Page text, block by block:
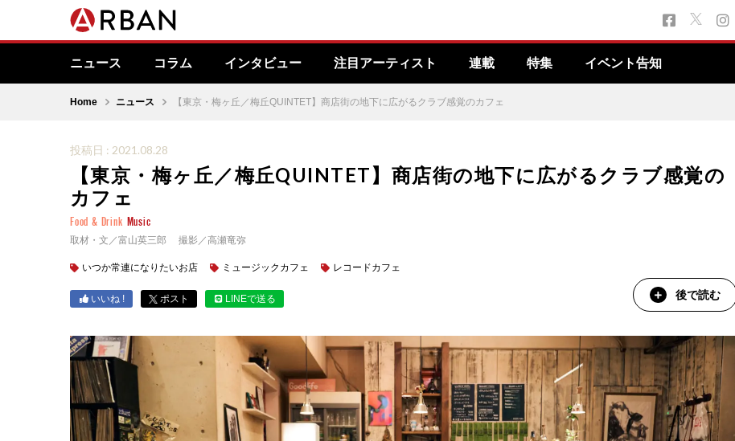
ニュース コラム インタビュー 注目アーティスト 連載 特集 イベント告知
Home ニュース 【東京・梅ヶ丘／梅丘QUINTET】商店街の地下に広がるクラブ感覚のカフェ
投稿日 : 2021.08.28
【東京・梅ヶ丘／梅丘QUINTET】商店街の地下に広がるクラブ感覚の
カフェ
Food & Drink Music
取材・文／富山英三郎 撮影／高瀬竜弥
いつか常連になりたいお店 ミュージックカフェ レコードカフェ
いいね ! ポスト LINEで送る 後で読む